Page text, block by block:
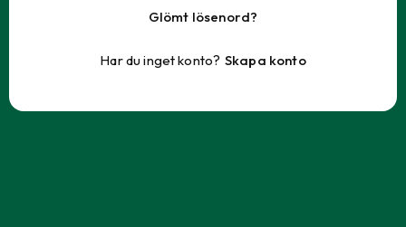
Glömt lösenord?
Har du inget konto? Skapa konto